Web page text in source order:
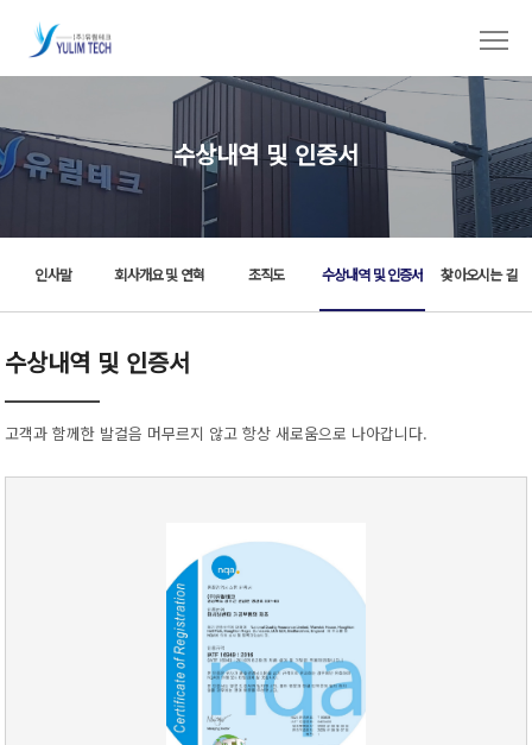
수상내역 및 인증서
인사말 회사개요 및 연혁 조직도 수상내역 및 인증서 찾아오시는 길
수상내역 및 인증서
고객과 함께한 발걸음 머무르지 않고 항상 새로움으로 나아갑니다.